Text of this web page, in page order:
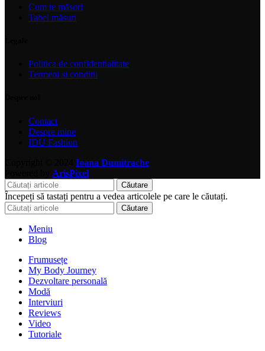
Cum te măsori
Tabel măsuri
Politica de confidentialitate
Termeni si conditii
Contact
Despre mine
IDU Fashion
Ioana Dumitrache
ArisPixel
Căutare
Începeți să tastați pentru a vedea articolele pe care le căutați.
Căutare
Meniu
Blog
Frumusețe
My Body Journey
Dezvoltare personală
Modă
Interviuri
Reviews
Video
Tutoriale